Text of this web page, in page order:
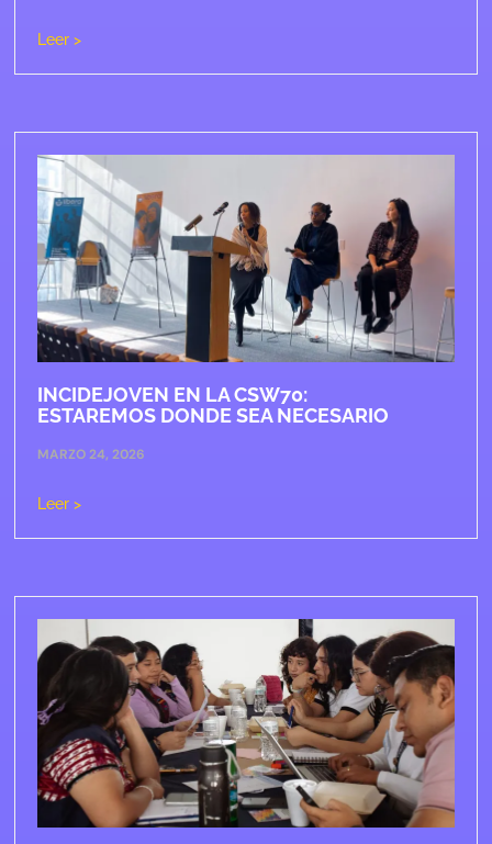
Leer >
INCIDEJOVEN EN LA CSW70:
ESTAREMOS DONDE SEA NECESARIO
MARZO 24, 2026
Leer >